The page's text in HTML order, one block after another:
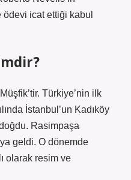
icat ettiği kabul
Türkiye’nin ilk
İstanbul’un Kadıköy
Rasimpaşa
geldi. O dönemde
olarak resim ve